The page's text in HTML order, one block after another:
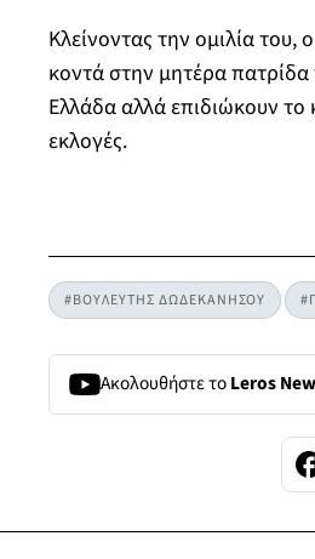
Κλείνοντας την ομιλία
κοντά στην μητέρα
Ελλάδα αλλά επιδιώκουν το
εκλογές.
#ΒΟΥΛΕΥΤΗΣ ΔΩΔΕΚΑΝΗΣΟΥ
Ακολουθήστε τοLeros